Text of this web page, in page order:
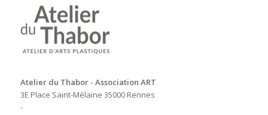
Atelier du Thabor - Association ART
3E Place Saint-Mélaine 35000 Rennes
-